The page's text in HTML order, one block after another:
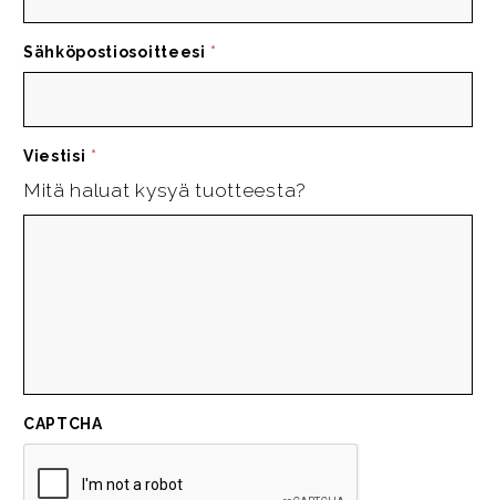
Sähköpostiosoitteesi *
Viestisi *
Mitä haluat kysyä tuotteesta?
CAPTCHA